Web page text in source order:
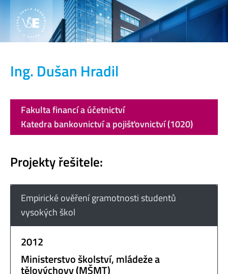
Ing. Dušan Hradil
Fakulta financí a účetnictví
Katedra bankovnictví a pojišťovnictví (1020)
Projekty řešitele:
Empirické ověření gramotnosti studentů
vysokých škol
2012
Ministerstvo školství, mládeže a
tělovýchovy (MŠMT)